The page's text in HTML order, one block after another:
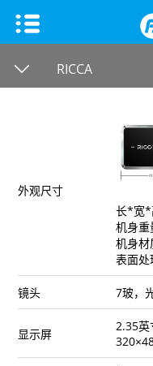
手机稳定器
Vimble 3
VLOG pocket2
飞宇蝎子Mini 3 Pro
飞宇蝎子-Mini 2
飞宇蝎子 2
Feiyu Pocket 2
Feiyu Pocket
RICCA
外观尺寸
长*宽
机身重
机身
表面
镜头 7玻，
显示屏
2.35英